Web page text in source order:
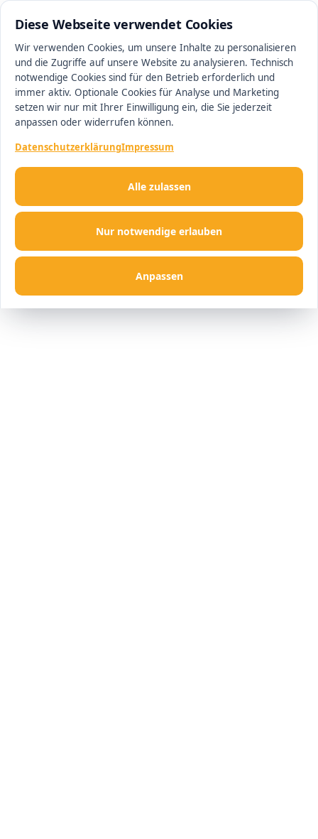
Diese Webseite verwendet Cookies
Wir verwenden Cookies, um unsere Inhalte zu personalisieren
und die Zugriffe auf unsere Website zu analysieren. Technisch
notwendige Cookies sind für den Betrieb erforderlich und
immer aktiv. Optionale Cookies für Analyse und Marketing
setzen wir nur mit Ihrer Einwilligung ein, die Sie jederzeit
anpassen oder widerrufen können.
DatenschutzerklärungImpressum
Nur notwendige erlauben
Anpassen
Alle zulassen